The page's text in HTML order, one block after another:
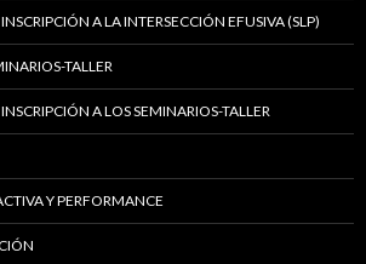
A LA INTERSECCIÓN EFUSIVA (SLP)
TALLER
A LOS SEMINARIOS-TALLER
Y PERFORMANCE